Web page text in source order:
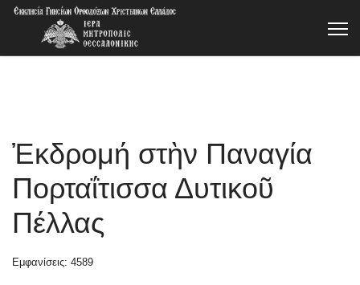
Ἐκδρομή στὴν Παναγία
Πορταΐτισσα Δυτικοῦ
Πέλλας
Εμφανίσεις: 4589